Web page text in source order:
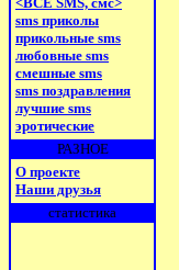
sms приколы
прикольные sms
любовные sms
смешные sms
sms поздравления
лучшие sms
эротические
РАЗНОЕ
О проекте
Наши друзья
статистика